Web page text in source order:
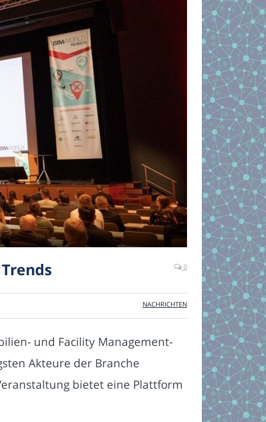
0
NACHRICHTEN
und Facility Management-
Akteure der Branche
bietet eine Plattform